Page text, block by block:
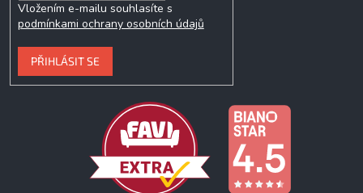
Vložením e-mailu souhlasíte s
podmínkami ochrany osobních údajů
PŘIHLÁSIT SE